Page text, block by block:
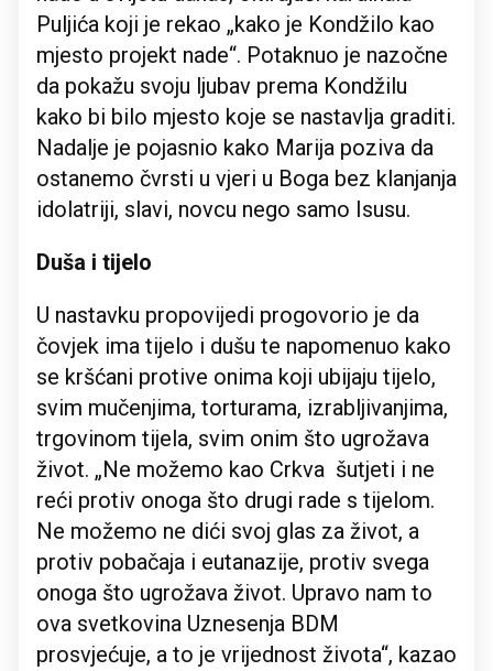
Puljića koji je rekao „kako je Kondžilo kao
mjesto projekt nade“. Potaknuo je nazočne
da pokažu svoju ljubav prema Kondžilu
kako bi bilo mjesto koje se nastavlja graditi.
Nadalje je pojasnio kako Marija poziva da
ostanemo čvrsti u vjeri u Boga bez klanjanja
idolatriji, slavi, novcu nego samo Isusu.
Duša i tijelo
U nastavku propovijedi progovorio je da
čovjek ima tijelo i dušu te napomenuo kako
se kršćani protive onima koji ubijaju tijelo,
svim mučenjima, torturama, izrabljivanjima,
trgovinom tijela, svim onim što ugrožava
život. „Ne možemo kao Crkva šutjeti i ne
reći protiv onoga što drugi rade s tijelom.
Ne možemo ne dići svoj glas za život, a
protiv pobačaja i eutanazije, protiv svega
onoga što ugrožava život. Upravo nam to
ova svetkovina Uznesenja BDM
prosvjećuje, a to je vrijednost života“, kazao